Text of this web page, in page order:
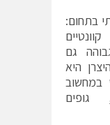
בתחום:
גם
היא
במחשוב
גופים